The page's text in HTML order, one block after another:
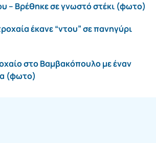
– Βρέθηκε σε γνωστό στέκι (φωτο)
έκανε “ντου” σε πανηγύρι
στο Βαμβακόπουλο με έναν
(φωτο)